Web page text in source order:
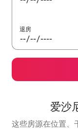
退房
爱沙
这些房源在位置、